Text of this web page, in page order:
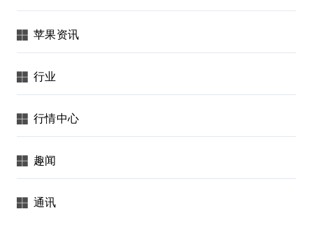
苹果资讯
行业
行情中心
趣闻
通讯